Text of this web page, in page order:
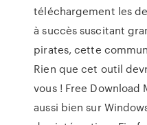
téléchargement les
à succès suscitant
pirates, cette
Rien que cet outil
vous ! Free Download
aussi bien sur